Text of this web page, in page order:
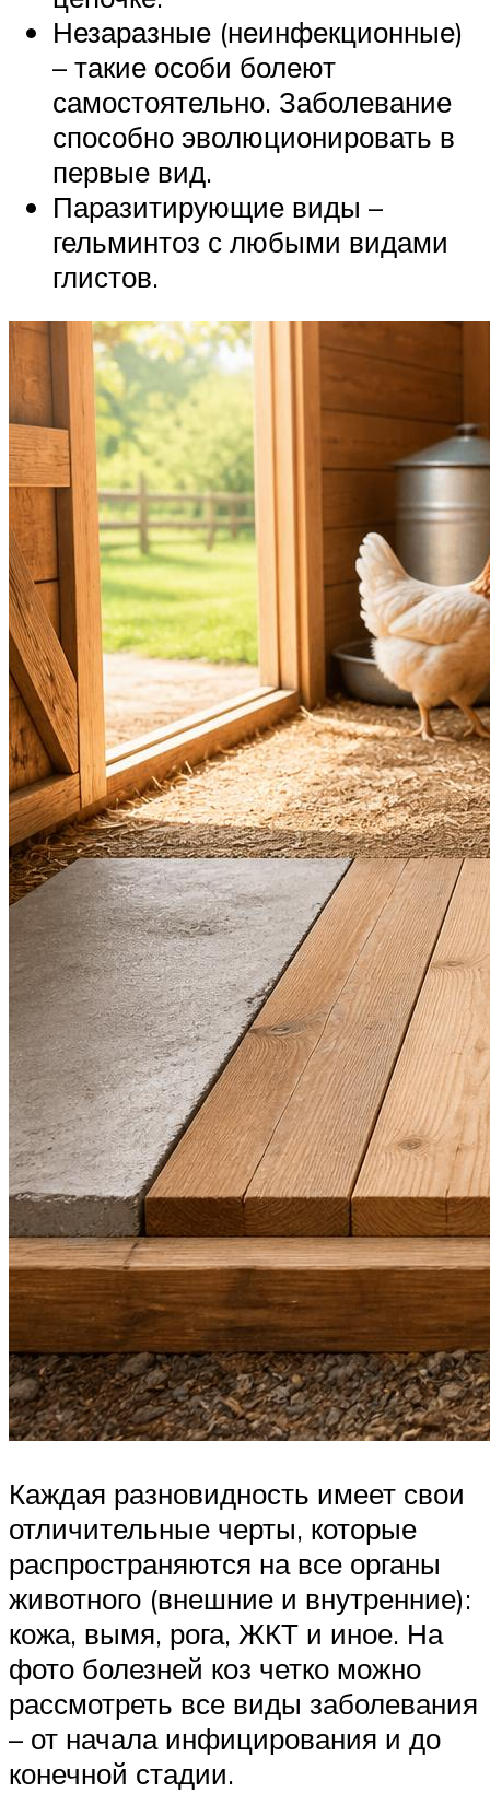
Незаразные (неинфекционные)
– такие особи болеют
самостоятельно. Заболевание
способно эволюционировать в
первые вид.
Паразитирующие виды –
гельминтоз с любыми видами
глистов.
Каждая разновидность имеет свои
отличительные черты, которые
распространяются на все органы
животного (внешние и внутренние):
кожа, вымя, рога, ЖКТ и иное. На
фото болезней коз четко можно
рассмотреть все виды заболевания
– от начала инфицирования и до
конечной стадии.